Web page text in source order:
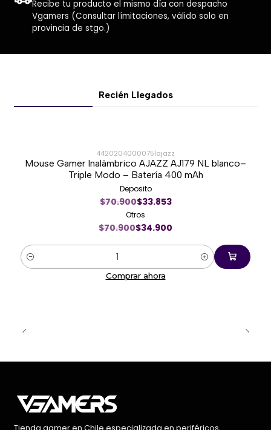
Recibe tu producto el mismo día con despacho
Vgamers (Consultar límitaciones, válido solo en
provincia de stgo.)
Recién Llegados
-51%
4420204000075|ajazz
Mouse Gamer Inalámbrico AJAZZ AJ179 NL blanco–
Triple Modo – Batería 400 mAh
Deposito
$70.900$33.853
Otros
$70.900$34.900
Cantidad
Comprar ahora